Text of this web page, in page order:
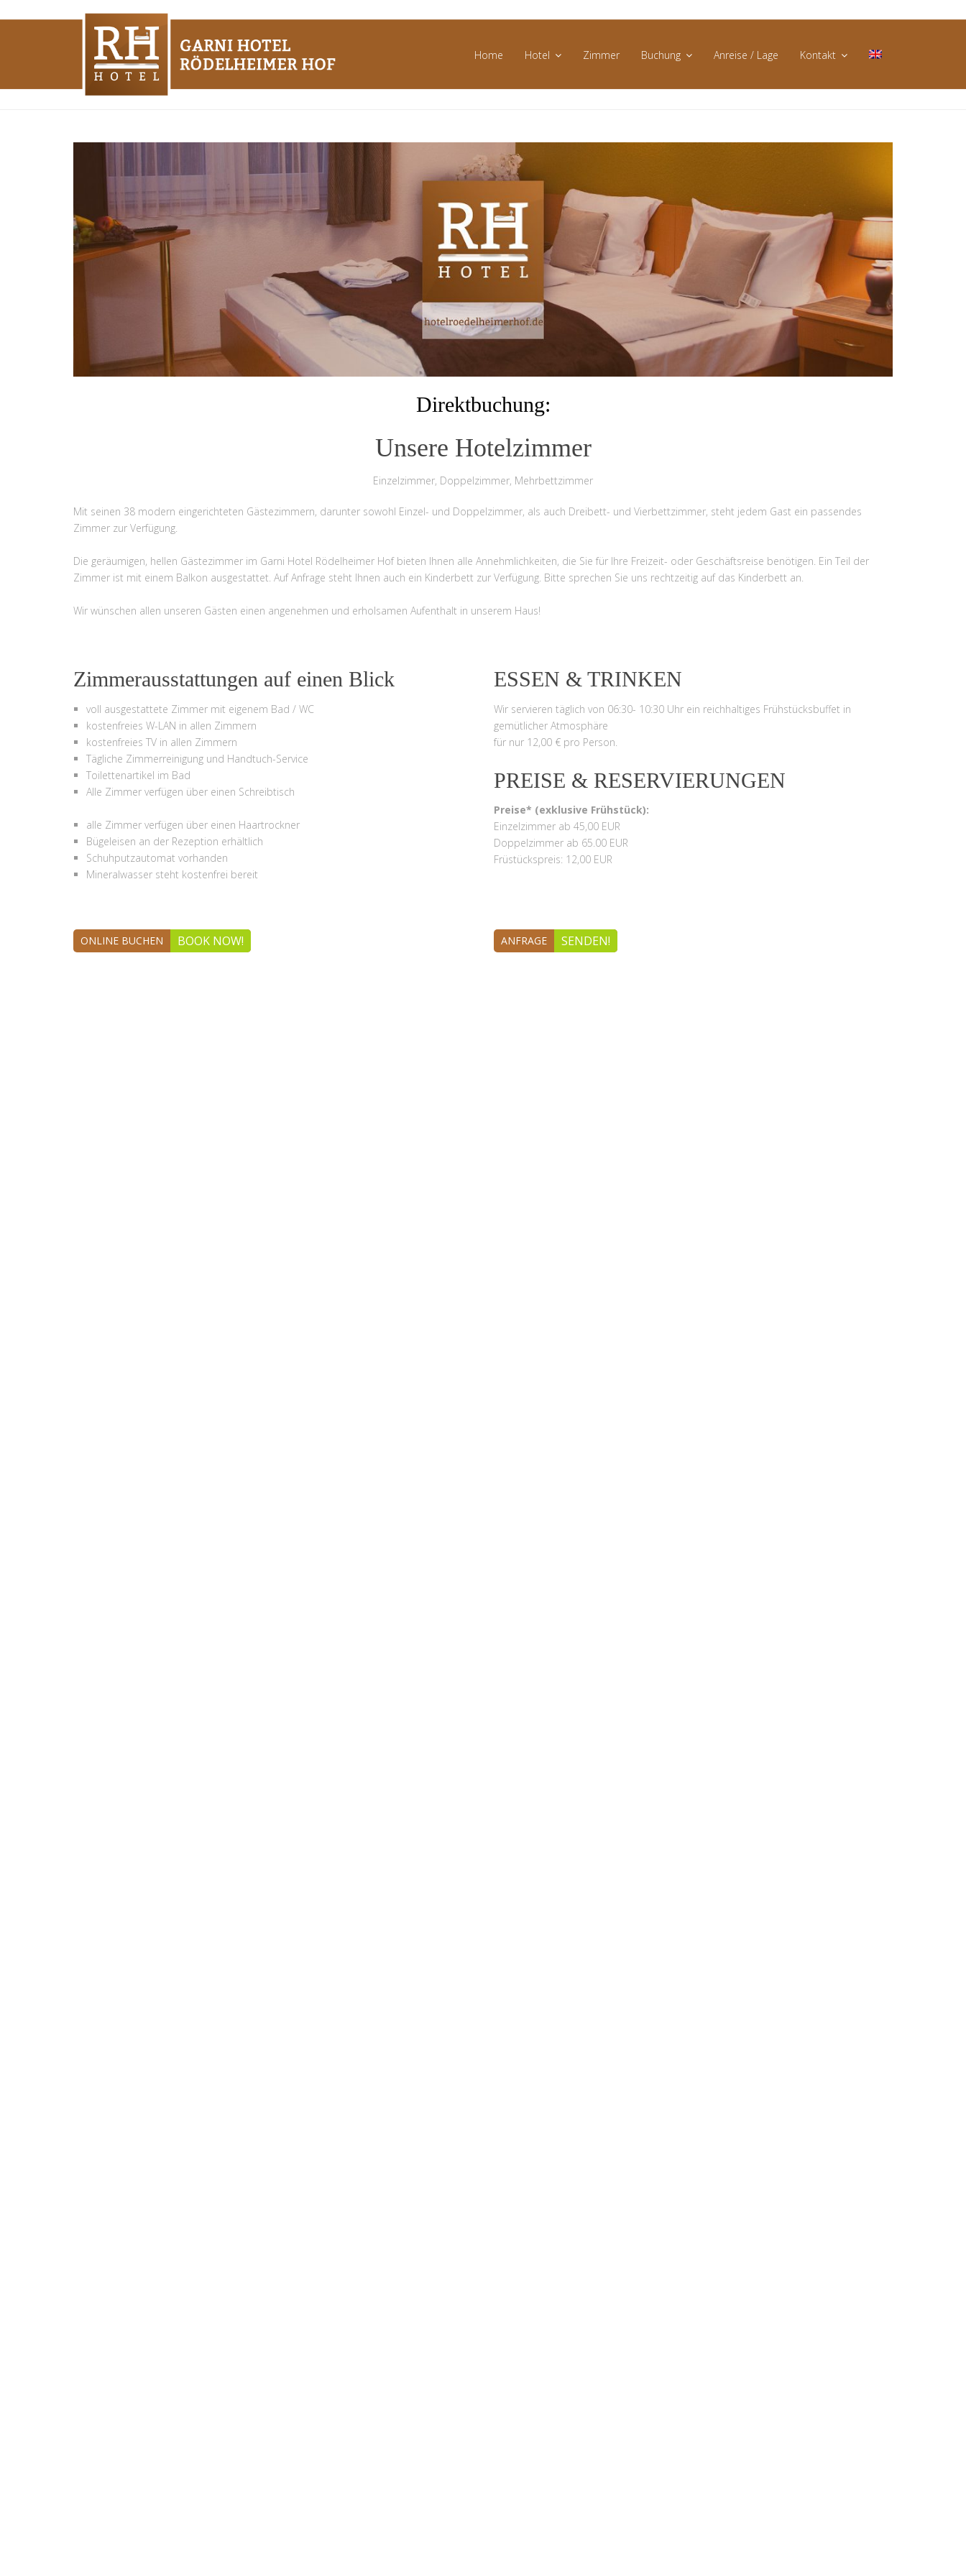
Home Hotel
und
News
Angebote
Bildergalerie
Umgebung
Zimmer Buchung Anreise / Lage Kontakt
Direktbuchung:
Unsere Hotelzimmer
Einzelzimmer, Doppelzimmer, Mehrbettzimmer
Mit seinen 38 modern eingerichteten Gästezimmern, darunter sowohl Einzel- und Doppelzimmer, als auch Dreibett- und Vierbettzimmer, steht jedem Gast ein passendes
Zimmer zur Verfügung.
Die geräumigen, hellen Gästezimmer im Garni Hotel Rödelheimer Hof bieten Ihnen alle Annehmlichkeiten, die Sie für Ihre Freizeit- oder Geschäftsreise benötigen. Ein Teil der
Zimmer ist mit einem Balkon ausgestattet. Auf Anfrage steht Ihnen auch ein Kinderbett zur Verfügung. Bitte sprechen Sie uns rechtzeitig auf das Kinderbett an.
Wir wünschen allen unseren Gästen einen angenehmen und erholsamen Aufenthalt in unserem Haus!
Zimmerausstattungen auf einen Blick
voll ausgestattete Zimmer mit eigenem Bad / WC
kostenfreies W-LAN in allen Zimmern
kostenfreies TV in allen Zimmern
Tägliche Zimmerreinigung und Handtuch-Service
Toilettenartikel im Bad
Alle Zimmer verfügen über einen Schreibtisch
alle Zimmer verfügen über einen Haartrockner
Bügeleisen an der Rezeption erhältlich
Schuhputzautomat vorhanden
Mineralwasser steht kostenfrei bereit
ESSEN & TRINKEN
Wir servieren täglich von 06:30- 10:30 Uhr ein reichhaltiges Frühstücksbuffet in
gemütlicher Atmosphäre
für nur 12,00 € pro Person.
PREISE & RESERVIERUNGEN
Preise* (exklusive Frühstück):
Einzelzimmer ab 45,00 EUR
Doppelzimmer ab 65.00 EUR
Früstückspreis: 12,00 EUR
ONLINE BUCHEN BOOK NOW! ANFRAGE SENDEN!